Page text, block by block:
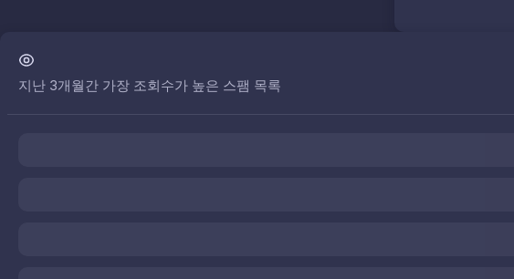
지난 3개월간 가장 조회수가 높은 스팸 목록